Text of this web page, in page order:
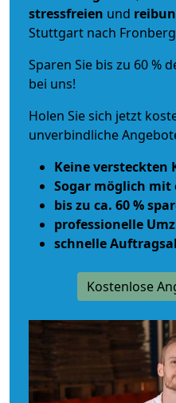
stressfreien und
Stuttgart nach
Sparen Sie bis zu 60 %
bei uns!
Holen Sie sich jetzt
unverbindliche
Keine versteckten
Sogar möglich mit
bis zu ca. 60 %
professionelle
schnelle
Kostenlose